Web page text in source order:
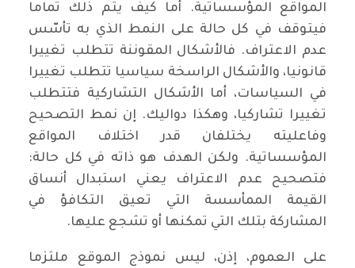
المواقع المؤسساتية. أما كيف يتم ذلك تماما
فيتوقف في كل حالة على النمط الذي به تأسّس
عدم الاعتراف. فالأشكال المقوننة تتطلب تغييرا
قانونيا، والأشكال الراسخة سياسيا تتطلب تغييرا
في السياسات، أما الأشكال التشاركية فتتطلب
تغييرا تشاركيا، وهكذا دواليك. إن نمط التصحيح
وفاعليته يختلفان قدر اختلاف المواقع
المؤسساتية. ولكن الهدف هو ذاته في كل حالة:
فتصحيح عدم الاعتراف يعني استبدال أنساق
القيمة الممأسسة التي تعيق التكافؤ في
المشاركة بتلك التي تمكنها أو تشجع عليها.
على العموم، إذن، ليس نموذج الموقع ملتزما